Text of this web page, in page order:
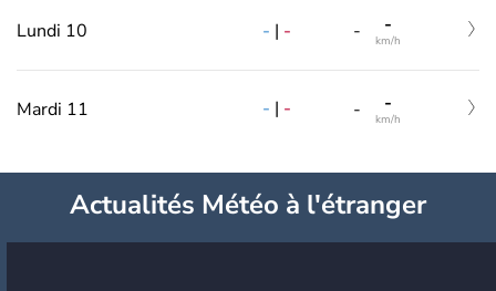
Lundi 10 - | - - -
km/h
Mardi 11 - | - - -
km/h
Actualités Météo à l'étranger